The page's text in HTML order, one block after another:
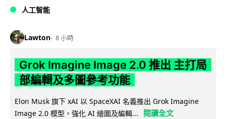
人工智能
Lawton 8 小時
Grok Imagine Image 2.0 推出 主打局
部編輯及多圖參考功能
Elon Musk 旗下 xAI 以 SpaceXAI 名義推出 Grok Imagine
Image 2.0 模型，強化 AI 繪圖及編輯...
閱讀全文